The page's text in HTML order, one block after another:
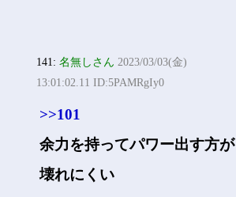
141:名無しさん 2023/03/03(金)
13:01:02.11 ID:5PAMRgIy0
>>101
余力を持ってパワー出す方が
壊れにくい